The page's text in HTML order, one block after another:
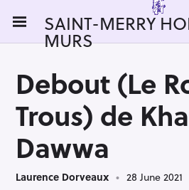
i
SAINT-MERRY
MURS
Debout (Le
Trous) de
Dawwa
Laurence Dorveaux 28 June 2021